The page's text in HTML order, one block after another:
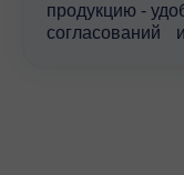
продукцию -
согласований